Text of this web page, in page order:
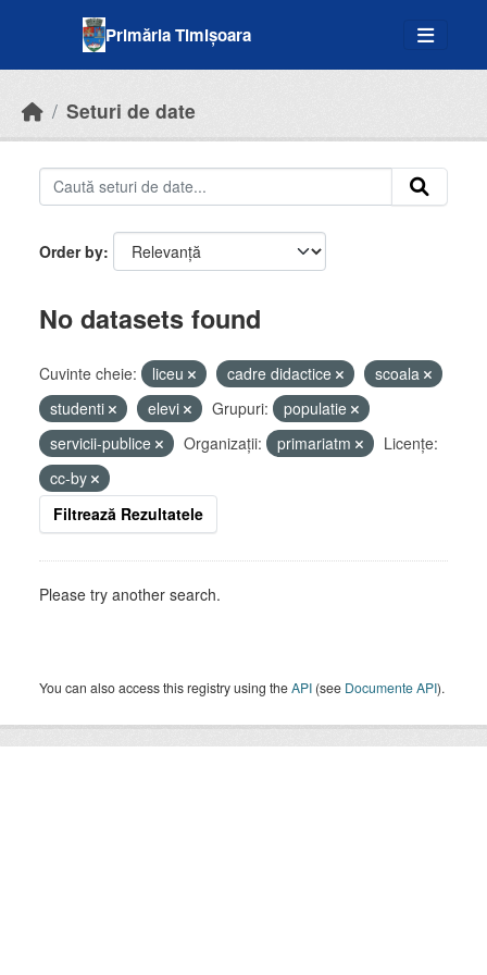
Primăria Timișoara
Seturi de date
Order by
No datasets found
Cuvinte cheie: liceu cadre didactice
scoala
studenti
elevi Grupuri:
populatie
servicii-publice
Organizații: primariatm
Licenţe:
cc-by
Filtrează Rezultatele
Please try another search.
You can also access this registry using theAPI (see Documente API).